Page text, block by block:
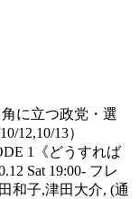
に立つ政党・選
12,10/13）
1《どうすれば
Sat 19:00- フレ
和子,津田大介, (通